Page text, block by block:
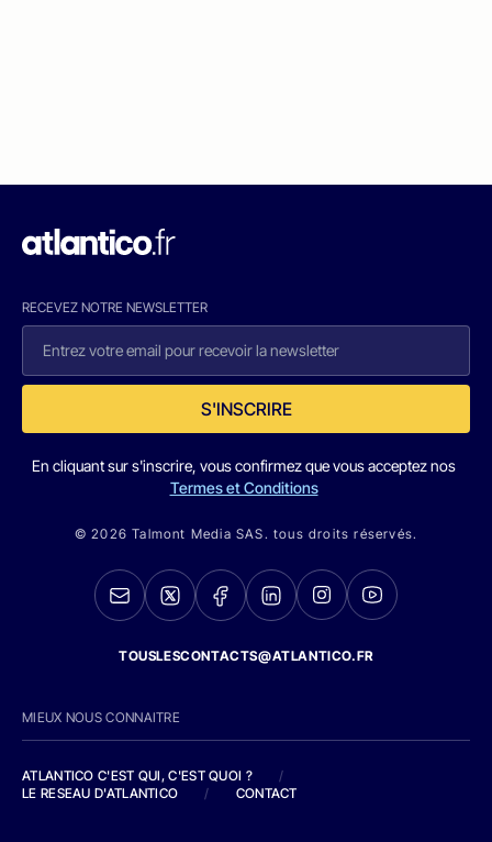
RECEVEZ NOTRE NEWSLETTER
S'INSCRIRE
En cliquant sur s'inscrire, vous confirmez que vous acceptez nos
Termes et Conditions
© 2026 Talmont Media SAS. tous droits réservés.
TOUSLESCONTACTS@ATLANTICO.FR
MIEUX NOUS CONNAITRE
ATLANTICO C'EST QUI, C'EST QUOI ?
/
LE RESEAU D'ATLANTICO
/ CONTACT